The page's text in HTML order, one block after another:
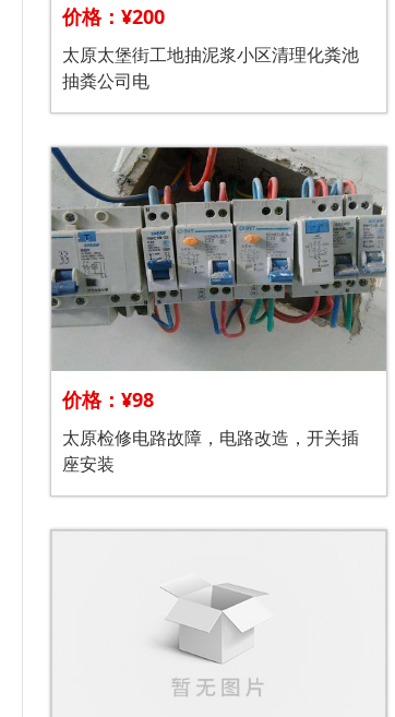
价格：¥200
太原太堡街工地抽泥浆小区清理化粪池
抽粪公司电
价格：¥98
太原检修电路故障，电路改造，开关插
座安装